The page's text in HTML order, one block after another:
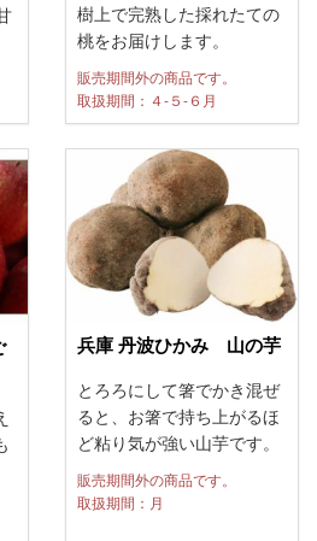
樹上で完熟した採れたての
桃をお届けします。
販売期間外の商品です。
取扱期間：４-５-６月
兵庫 丹波ひかみ 山の芋
とろろにして箸でかき混ぜ
ると、お箸で持ち上がるほ
ど粘り気が強い山芋です。
販売期間外の商品です。
取扱期間：月